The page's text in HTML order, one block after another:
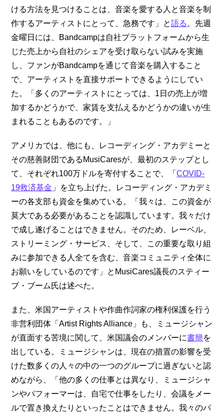
ける方法を見つけることは、音楽を愛する人と音楽を制
作するアーティストにとって、急務です」と語る 。先週
金曜日には、Bandcampは自社プラットフォームから生
じた売上から自社のシェアを受け取らない試みを実施
し、ファンがBandcampを通じて音楽を購入すること
で、アーティストを直接サポートできるようにしてい
た。「多くのアーティストにとっては、1日の売上が増
加するかどうかで、家賃を支払えるかどうかの違いが生
まれることもあるのです。」
アメリカでは、他にも、レコーディング・アカデミーと
その慈善財団であるMusiCaresが、最初のステップとし
て、それぞれ100万ドルを寄付することで、「COVID-
19救済基金 」を立ち上げた。レコーディング・アカデミ
ーの各支部も資金を集めている。「我々は、この資金が
莫大である必要があることを認識しています。我々だけ
で成し遂げることはできません。そのため、レーベル、
ストリーミング・サービス、そして、この重要な取り組
みに参加できる人全てを含む、音楽コミュニティ全体に
お願いをしているのです」とMusiCares議長のスティー
ブ・ブーム氏は述べた。
また、米国アーティストや作曲作詞家の権利保護を行う
非営利団体「Artist Rights Alliance」も、ミュージシャン
が直面する苦境に関して、米国議会のメンバーに書簡を
出している。ミュージシャンは、現在の措置の影響を受
けた数多くの人々の中の一つのグループに過ぎないと認
めながら、「他の多くの仕事とは異なり、ミュージシャ
ンやパフォーマーは、自宅で仕事をしたり、会議をメー
ルで置き換えたりといったことはできません。我々のパ